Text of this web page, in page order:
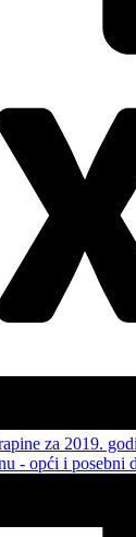
za 2019.
- opći i posebni